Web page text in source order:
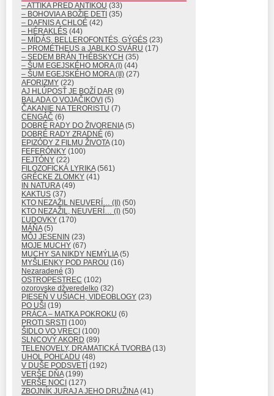
– ATTIKA PRED ANTIKOU (33)
– BOHOVIA A BOŽIE DETI (35)
– DAFNIS A CHLOÉ (42)
– HÉRAKLÉS (44)
– MÍDÁS, BELLEROFONTÉS, GÝGÉS (23)
– PROMÉTHEUS a JABLKO SVÁRU (17)
– SEDEM BRÁN THÉBSKYCH (35)
– ŠUM EGEJSKÉHO MORA (I) (44)
– ŠUM EGEJSKÉHO MORA (II) (27)
AFORIZMY (22)
AJ HLÚPOSŤ JE BOŽÍ DAR (9)
BALADA O VOJAČIKOVI (5)
ČAKANIE NA TERORISTU (7)
CENGÁČ (6)
DOBRÉ RADY DO ŽIVORENIA(5)
DOBRÉ RADY ZRADNÉ (6)
EPIZÓDY Z FILMU ŽIVOTA(10)
FEFERÓNKY (100)
FEJTÓNY (22)
FILOZOFICKÁ LYRIKA(561)
GRÉCKE ZLOMKY (41)
IN NATURA(49)
KAKTUS (37)
KTO NEZAŽIL NEUVERÍ… (II) (50)
KTO NEZAŽIL, NEUVERÍ… (I) (50)
ĽUDOVKY (170)
MÁŇA(5)
MÔJ JESENIN (23)
MOJE MUCHY (67)
MUCHY SA NIKDY NEMÝLIA(5)
MYŠLIENKY POD PAROU (16)
Nezaradené (3)
OSTROPESTREC (102)
ozorovske džveredelko (32)
PIESEŇ V UŠIACH, VIDEOBLOGY (23)
PO UŠI (19)
PRÁCA – MATKA POKROKU (6)
PROTI SRSTI (100)
ŠIDLO VO VRECI (100)
SLNCOVÝ AKORD (89)
TELENOVELY, DRAMATICKÁ TVORBA(13)
UHOL POHĽADU (48)
V DUŠE PODSVETÍ (192)
VERŠE DŇA(199)
VERŠE NOCI (127)
ZBOJNÍK JURAJ A JEHO DRUŽINA(41)